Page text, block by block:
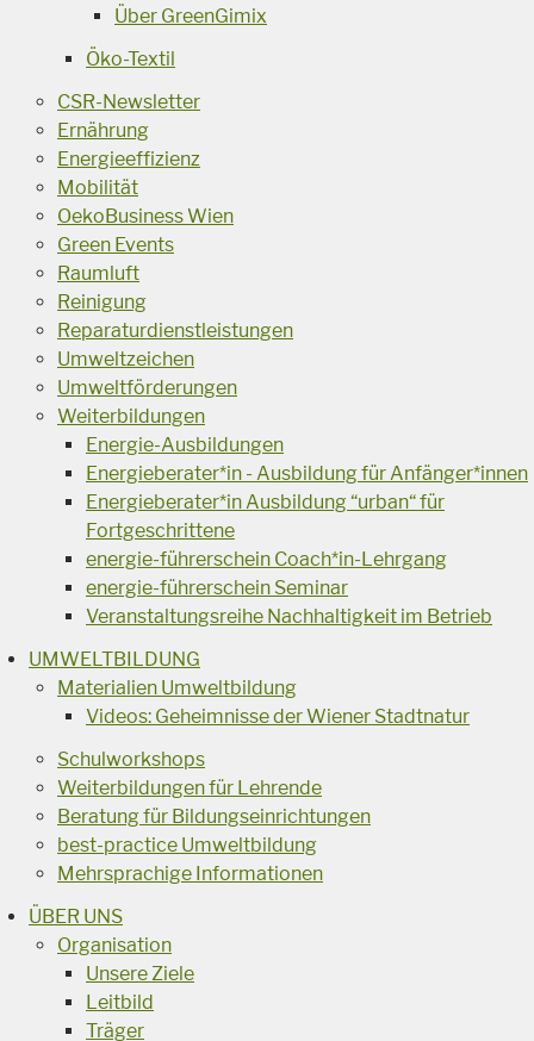
Über GreenGimix
Öko-Textil
CSR-Newsletter
Ernährung
Energieeffizienz
Mobilität
OekoBusiness Wien
Green Events
Raumluft
Reinigung
Reparaturdienstleistungen
Umweltzeichen
Umweltförderungen
Weiterbildungen
Energie-Ausbildungen
Energieberater*in - Ausbildung für Anfänger*innen
Energieberater*in Ausbildung “urban“ für
Fortgeschrittene
energie-führerschein Coach*in-Lehrgang
energie-führerschein Seminar
Veranstaltungsreihe Nachhaltigkeit im Betrieb
UMWELTBILDUNG
Materialien Umweltbildung
Videos: Geheimnisse der Wiener Stadtnatur
Schulworkshops
Weiterbildungen für Lehrende
Beratung für Bildungseinrichtungen
best-practice Umweltbildung
Mehrsprachige Informationen
ÜBER UNS
Organisation
Unsere Ziele
Leitbild
Träger